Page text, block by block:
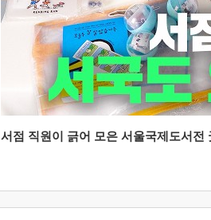
서점 직원이 긁어 모은 서울국제도서전